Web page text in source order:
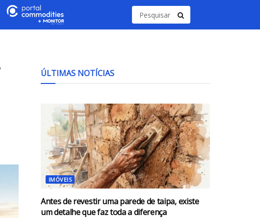
ÚLTIMAS NOTÍCIAS
IMÓVEIS
Antes de revestir uma parede de taipa, existe
um detalhe que faz toda a diferença